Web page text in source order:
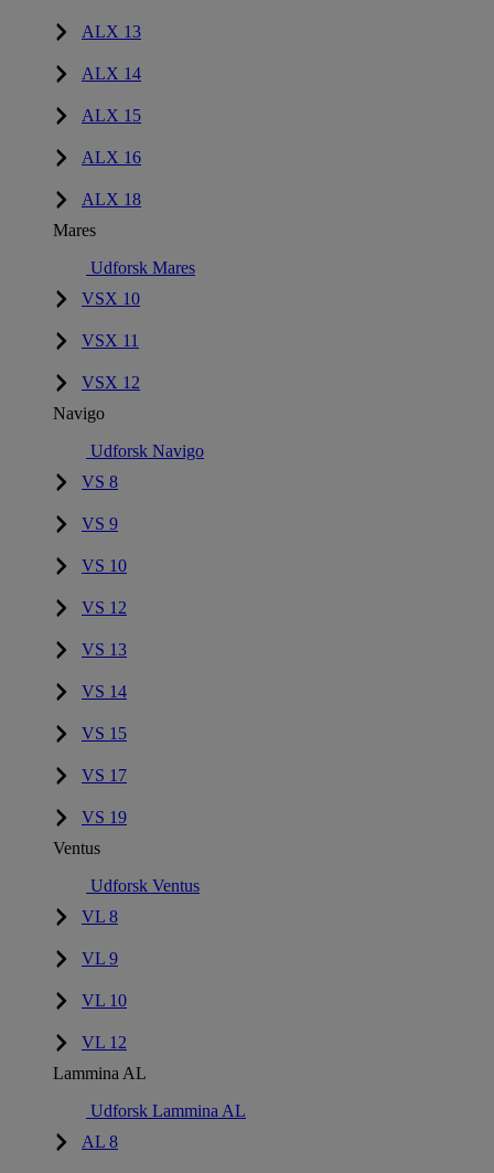
ALX 13
ALX 14
ALX 15
ALX 16
ALX 18
Mares
Udforsk Mares
VSX 10
VSX 11
VSX 12
Navigo
Udforsk Navigo
VS 8
VS 9
VS 10
VS 12
VS 13
VS 14
VS 15
VS 17
VS 19
Ventus
Udforsk Ventus
VL 8
VL 9
VL 10
VL 12
Lammina AL
Udforsk Lammina AL
AL 8